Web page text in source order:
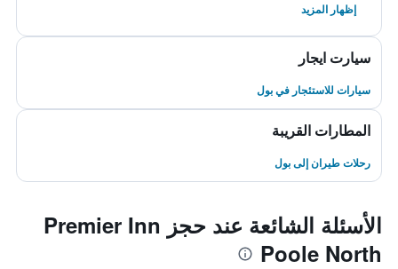
إظهار المزيد
سيارت ايجار
سيارات للاستئجار في بول
المطارات القريبة
رحلات طيران إلى بول
الأسئلة الشائعة عند حجز Premier Inn
Poole North